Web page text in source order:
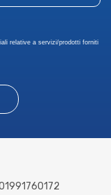
relative a servizi/prodotti forniti
01991760172